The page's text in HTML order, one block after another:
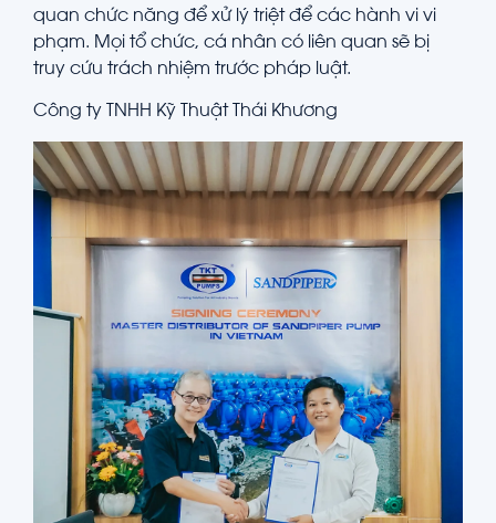
quan chức năng để xử lý triệt để các hành vi vi
phạm. Mọi tổ chức, cá nhân có liên quan sẽ bị
truy cứu trách nhiệm trước pháp luật.
Công ty TNHH Kỹ Thuật Thái Khương